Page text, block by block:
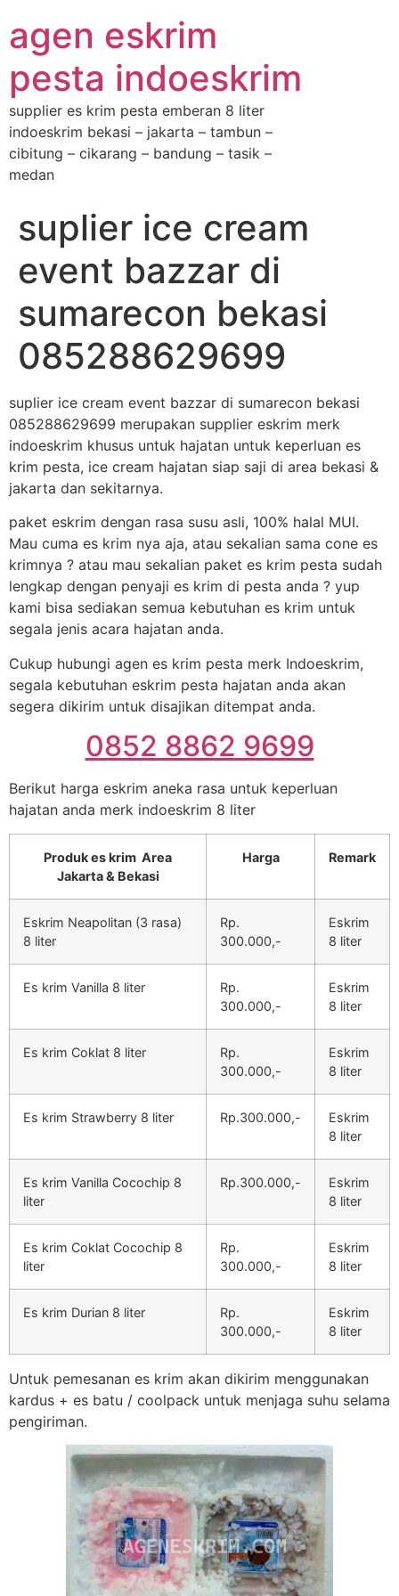
agen eskrim
pesta indoeskrim
supplier es krim pesta emberan 8 liter
indoeskrim bekasi – jakarta – tambun –
cibitung – cikarang – bandung – tasik –
medan
suplier ice cream
event bazzar di
sumarecon bekasi
085288629699
suplier ice cream event bazzar di sumarecon bekasi
085288629699 merupakan supplier eskrim merk
indoeskrim khusus untuk hajatan untuk keperluan es
krim pesta, ice cream hajatan siap saji di area bekasi &
jakarta dan sekitarnya.
paket eskrim dengan rasa susu asli, 100% halal MUI.
Mau cuma es krim nya aja, atau sekalian sama cone es
krimnya ? atau mau sekalian paket es krim pesta sudah
lengkap dengan penyaji es krim di pesta anda ? yup
kami bisa sediakan semua kebutuhan es krim untuk
segala jenis acara hajatan anda.
Cukup hubungi agen es krim pesta merk Indoeskrim,
segala kebutuhan eskrim pesta hajatan anda akan
segera dikirim untuk disajikan ditempat anda.
0852 8862 9699
Berikut harga eskrim aneka rasa untuk keperluan
hajatan anda merk indoeskrim 8 liter
Produk es krim Area
Jakarta & Bekasi
Harga Remark
Eskrim Neapolitan (3 rasa)
8 liter
Rp.
300.000,-
Eskrim
8 liter
Es krim Vanilla 8 liter
Rp.
300.000,-
Eskrim
8 liter
Es krim Coklat 8 liter
Rp.
300.000,-
Eskrim
8 liter
Es krim Strawberry 8 liter Rp.300.000,-
Eskrim
8 liter
Es krim Vanilla Cocochip 8
liter
Rp.300.000,-
Eskrim
8 liter
Es krim Coklat Cocochip 8
liter
Rp.
300.000,-
Eskrim
8 liter
Es krim Durian 8 liter
Rp.
300.000,-
Eskrim
8 liter
Untuk pemesanan es krim akan dikirim menggunakan
kardus + es batu / coolpack untuk menjaga suhu selama
pengiriman.